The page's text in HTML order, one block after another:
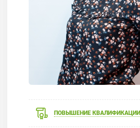
ПОВЫШЕНИЕ КВАЛИФИКАЦИИ